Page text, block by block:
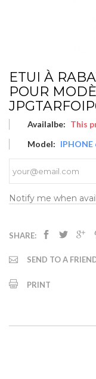
ETUI À
POUR
Availalbe: This
Model: IPHONE
Notify me when
SHARE:
SEND TO A
PRINT